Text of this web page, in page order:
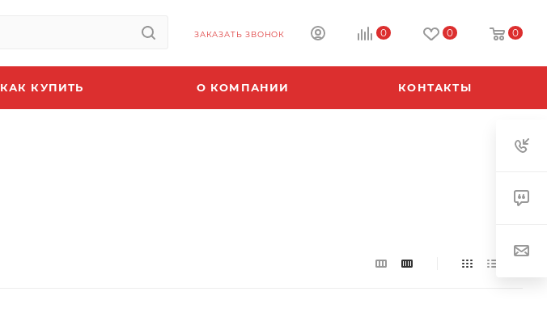
ЗАКАЗАТЬ ЗВОНОК 0 0 0
КАК КУПИТЬ О КОМПАНИИ КОНТАКТЫ